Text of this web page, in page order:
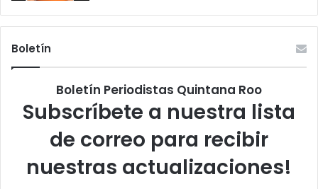
Boletín
Boletín Periodistas Quintana Roo
Subscríbete a nuestra lista
de correo para recibir
nuestras actualizaciones!